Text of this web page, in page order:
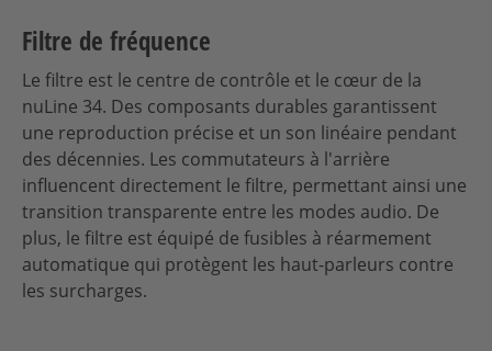
Filtre de fréquence
Le filtre est le centre de contrôle et le cœur de la
nuLine 34. Des composants durables garantissent
une reproduction précise et un son linéaire pendant
des décennies. Les commutateurs à l'arrière
influencent directement le filtre, permettant ainsi une
transition transparente entre les modes audio. De
plus, le filtre est équipé de fusibles à réarmement
automatique qui protègent les haut-parleurs contre
les surcharges.